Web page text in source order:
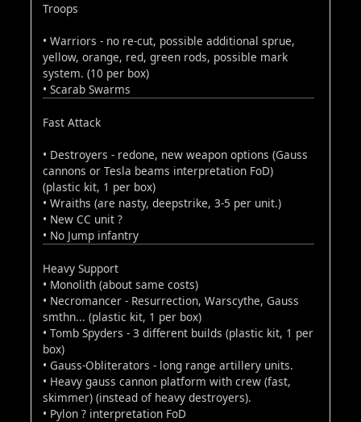
Troops
• Warriors - no re-cut, possible additional sprue,
yellow, orange, red, green rods, possible mark
system. (10 per box)
• Scarab Swarms
Fast Attack
• Destroyers - redone, new weapon options (Gauss
cannons or Tesla beams interpretation FoD)
(plastic kit, 1 per box)
• Wraiths (are nasty, deepstrike, 3-5 per unit.)
• New CC unit ?
• No Jump infantry
Heavy Support
• Monolith (about same costs)
• Necromancer - Resurrection, Warscythe, Gauss
smthn... (plastic kit, 1 per box)
• Tomb Spyders - 3 different builds (plastic kit, 1 per
box)
• Gauss-Obliterators - long range artillery units.
• Heavy gauss cannon platform with crew (fast,
skimmer) (instead of heavy destroyers).
• Pylon ? interpretation FoD